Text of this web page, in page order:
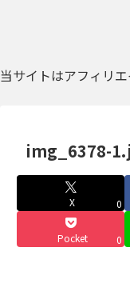
当サイトはアフィリ
img_6378-
X 0
Pocket 0